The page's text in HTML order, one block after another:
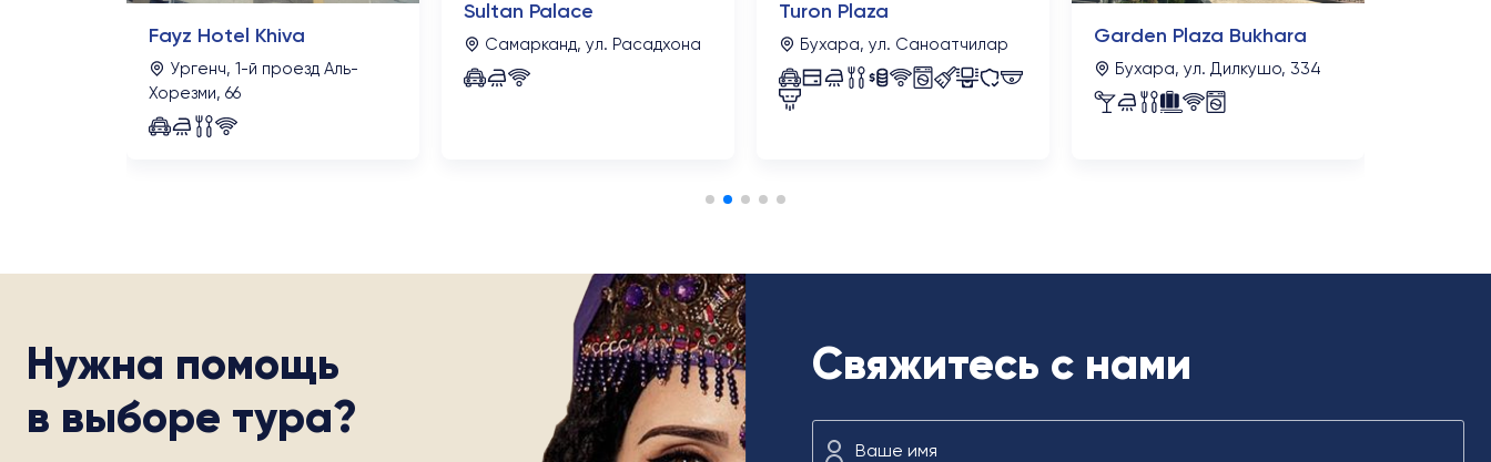
Fayz Hotel Khiva
Ургенч, 1-й проезд Аль-
Хорезми, 66
Sultan Palace
Самарканд, ул. Расадхона
Turon Plaza
Бухара, ул. Саноатчилар Garden Plaza Bukhara
Бухара, ул. Дилкушо, 334
Нужна помощь
в выборе тура?
Свяжитесь с нами
Ваше имя